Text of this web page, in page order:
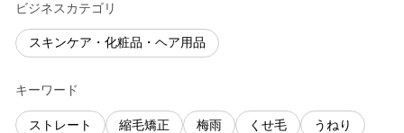
ビジネスカテゴリ
スキンケア・化粧品・ヘア用品
キーワード
ストレート 縮毛矯正 梅雨 くせ毛 うねり